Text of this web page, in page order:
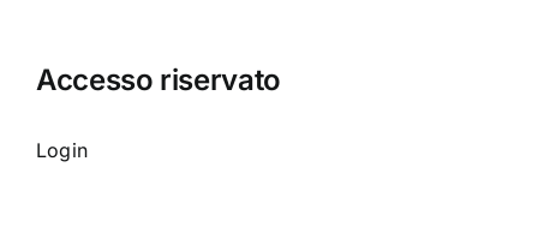
Accesso riservato
Login